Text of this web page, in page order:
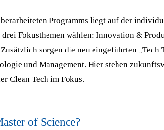
Programms liegt auf der
drei Fokusthemen wählen: Innovation &
sorgen die neu eingeführten „Tech
und Management. Hier stehen
Clean Tech im Fokus.
of Science?